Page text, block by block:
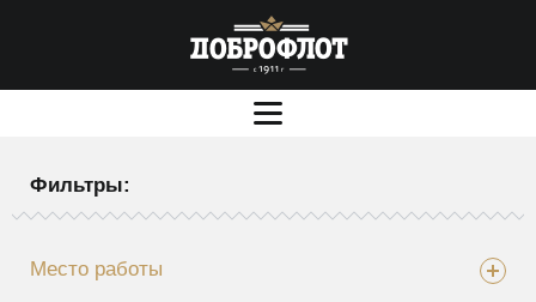
Фильтры:
Место работы